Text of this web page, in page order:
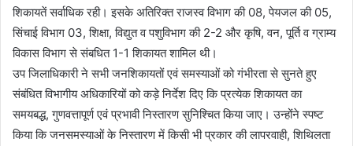
शिकायतें सर्वाधिक रही। इसके अतिरिक्त राजस्व विभाग की 08, पेयजल की 05,
सिंचाई विभाग 03, शिक्षा, विद्युत व पशुविभाग की 2-2 और कृषि, वन, पूर्ति व ग्राम्य
विकास विभाग से संबधित 1-1 शिकायत शामिल थी।
उप जिलाधिकारी ने सभी जनशिकायतों एवं समस्याओं को गंभीरता से सुनते हुए
संबंधित विभागीय अधिकारियों को कड़े निर्देश दिए कि प्रत्येक शिकायत का
समयबद्ध, गुणवत्तापूर्ण एवं प्रभावी निस्तारण सुनिश्चित किया जाए। उन्होंने स्पष्ट
किया कि जनसमस्याओं के निस्तारण में किसी भी प्रकार की लापरवाही, शिथिलता